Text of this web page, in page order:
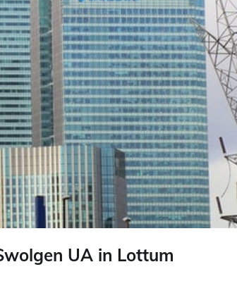
UA in Lottum